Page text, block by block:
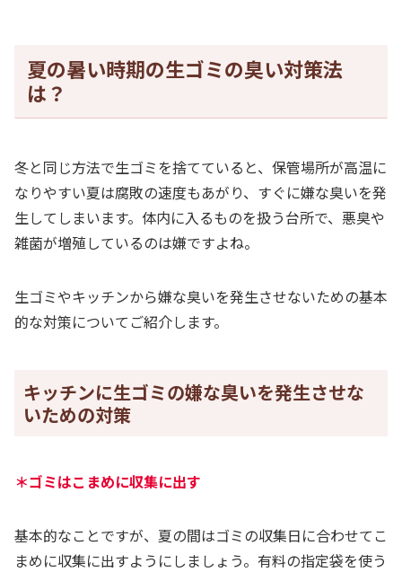
夏の暑い時期の生ゴミの臭い対策法
は？
冬と同じ方法で生ゴミを捨てていると、保管場所が高温に
なりやすい夏は腐敗の速度もあがり、すぐに嫌な臭いを発
生してしまいます。体内に入るものを扱う台所で、悪臭や
雑菌が増殖しているのは嫌ですよね。
生ゴミやキッチンから嫌な臭いを発生させないための基本
的な対策についてご紹介します。
キッチンに生ゴミの嫌な臭いを発生させな
いための対策
＊ゴミはこまめに収集に出す
基本的なことですが、夏の間はゴミの収集日に合わせてこ
まめに収集に出すようにしましょう。有料の指定袋を使う